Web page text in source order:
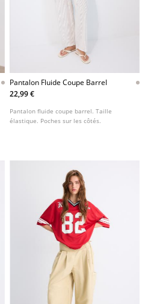
Pantalon Fluide Coupe Barrel
22,99 €
Pantalon fluide coupe barrel. Taille
élastique. Poches sur les côtés.